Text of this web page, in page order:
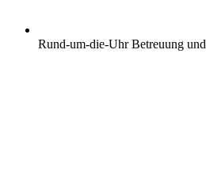
Rund-um-die-Uhr Betreuung